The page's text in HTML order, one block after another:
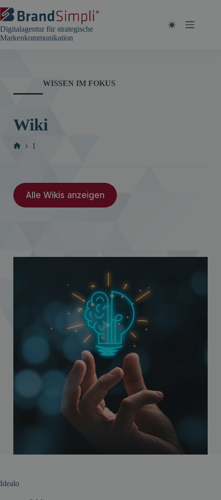
Inhalt
springen
Digitalagentur für strategische
Markenkommunikation
WISSEN IM FOKUS
Wiki
I
Alle Wikis anzeigen
Idealo